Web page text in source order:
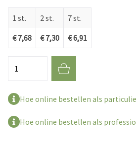
1 st.
€ 7,68
2 st.
€ 7,30
7 st.
€ 6,91
Hoe online bestellen als
Hoe online bestellen als